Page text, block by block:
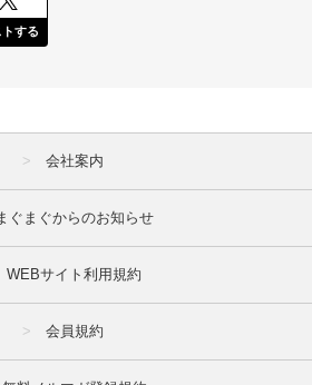
トする
会社案内
ぐまぐからのお知らせ
WEBサイト利用規約
会員規約